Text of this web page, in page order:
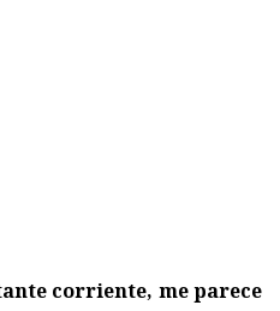
corriente, me parece